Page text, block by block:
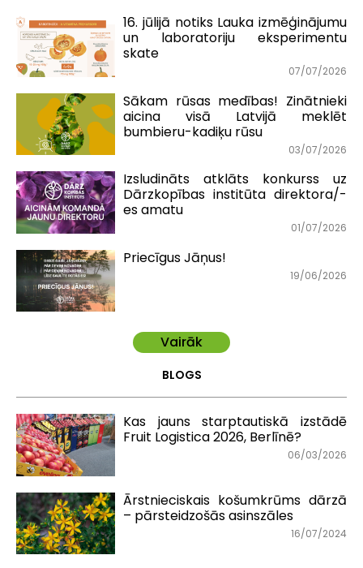
16. jūlijā notiks Lauka izmēģinājumu
un laboratoriju eksperimentu
skate
07/07/2026
Sākam rūsas medības! Zinātnieki
aicina visā Latvijā meklēt
bumbieru-kadiķu rūsu
03/07/2026
Izsludināts atklāts konkurss uz
Dārzkopības institūta direktora/-
es amatu
01/07/2026
Priecīgus Jāņus!
19/06/2026
Vairāk
BLOGS
Kas jauns starptautiskā izstādē
Fruit Logistica 2026, Berlīnē?
06/03/2026
Ārstnieciskais košumkrūms dārzā
– pārsteidzošās asinszāles
16/07/2024